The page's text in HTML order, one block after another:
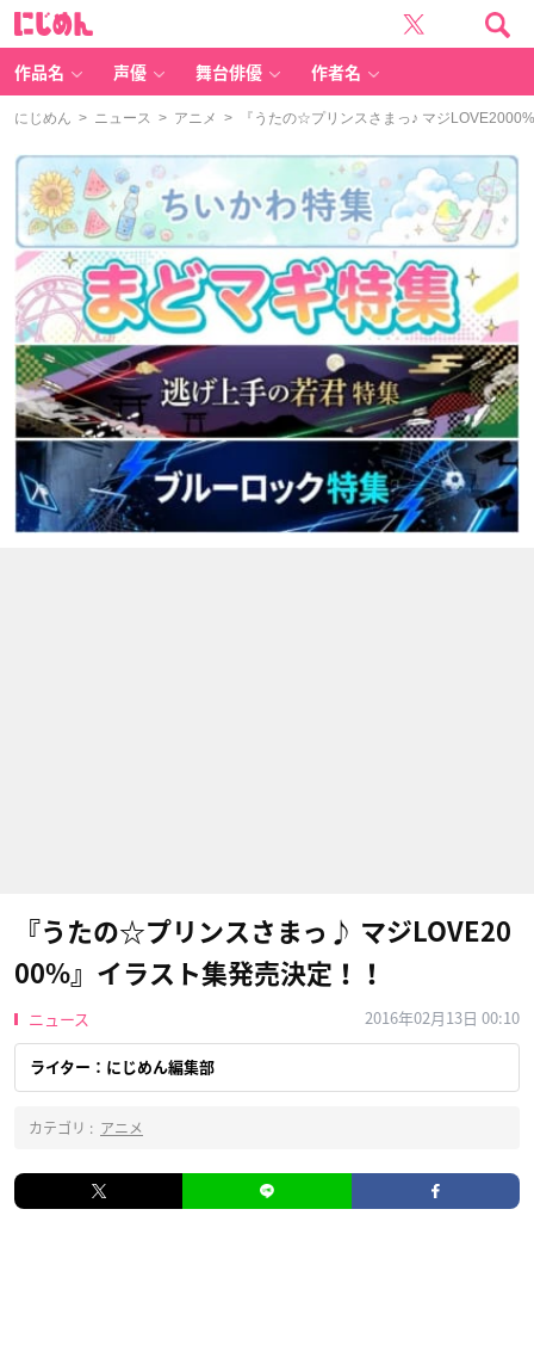
作品名 声優 舞台俳優 作者名
にじめん > ニュース > アニメ > 『うたの☆プリンスさまっ♪ マジ
『うたの☆プリンスさまっ♪ マジLOVE20
00%』イラスト集発売決定！！
ニュース 2016年02月13日 00:10
ライター：にじめん編集部
カテゴリ : アニメ